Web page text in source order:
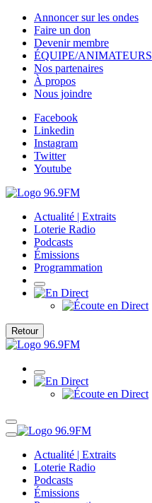
Annoncer sur les ondes
Faire un don
Devenir membre
ÉQUIPE/ANIMATEURS
Nos partenaires
À propos
Nous joindre
Facebook
Linkedin
Instagram
Twitter
Youtube
Actualité | Extraits
Loterie Radio
Podcasts
Émissions
Programmation
Retour
Actualité | Extraits
Loterie Radio
Podcasts
Émissions